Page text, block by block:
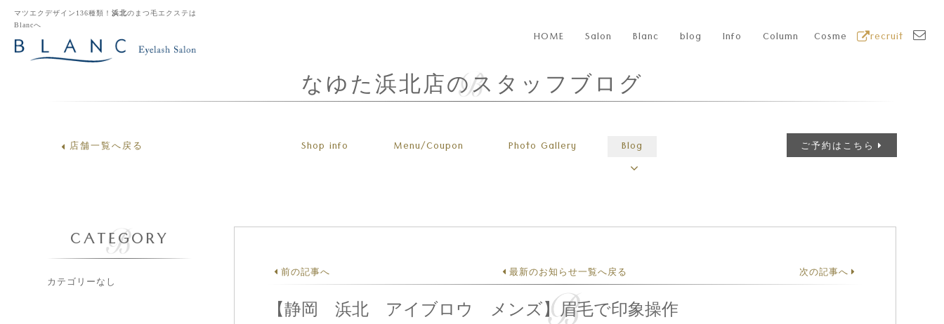
マツエクデザイン136種類！ 浜北のまつ毛エクステは
Blancへ
HOME Salon Blanc blog Info Column Cosme recruit
なゆた浜北店のスタッフブログ
ご予約はこちら
店舗一覧へ戻る Shop info Menu/Coupon Photo Gallery Blog
CATEGORY
カテゴリーなし
前の記事へ 最新のお知らせ一覧へ戻る 次の記事へ
【静岡 浜北 アイブロウ メンズ】眉毛で印象操作